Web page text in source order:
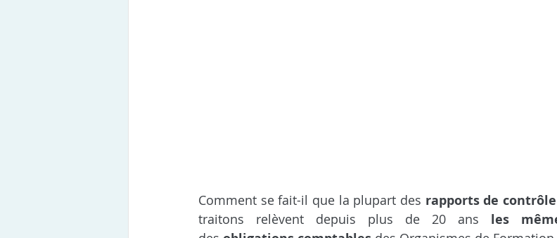
Comment se fait-il que la plupart des rapports de contrôle
traitons relèvent depuis plus de 20 ans les